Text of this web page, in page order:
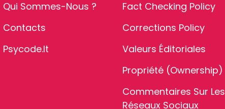
Qui Sommes-Nous ?
Contacts
Psycode.it
Fact Checking Policy
Corrections Policy
Valeurs Éditoriales
Propriété (Ownership)
Commentaires Sur Les
Réseaux Sociaux